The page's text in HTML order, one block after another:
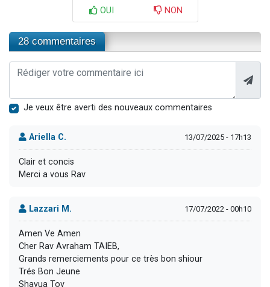
OUI NON
28 commentaires
Je veux être averti des nouveaux commentaires
Ariella C. 13/07/2025 - 17h13
Clair et concis
Merci a vous Rav
Lazzari M. 17/07/2022 - 00h10
Amen Ve Amen
Cher Rav Avraham TAIEB,
Grands remerciements pour ce très bon shiour
Trés Bon Jeune
Shavua Tov